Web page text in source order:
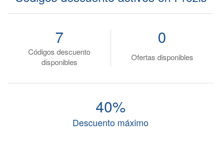
Códigos descuento
disponibles
7
Ofertas disponibles
0
Descuento máximo
40%